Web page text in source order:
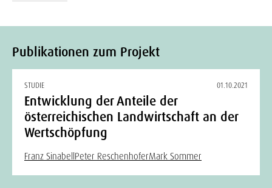
Publikationen zum Projekt
STUDIE 01.10.2021
Entwicklung der Anteile der
österreichischen Landwirtschaft an der
Wertschöpfung
Franz SinabellPeter ReschenhoferMark Sommer